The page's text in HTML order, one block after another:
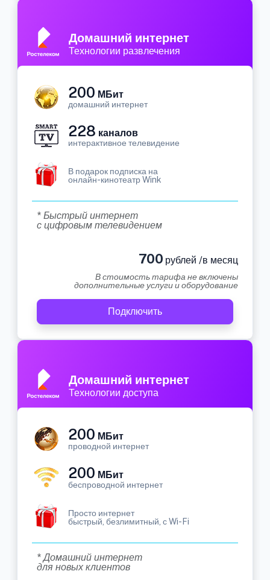
Домашний интернет
Технологии развлечения
200 МБит
домашний интернет
228 каналов
интерактивное телевидение
В подарок подписка на
онлайн-кинотеатр Wink
* Быстрый интернет
с цифровым телевидением
700 рублей /в месяц
В стоимость тарифа не включены
дополнительные услуги и оборудование
Подключить
Домашний интернет
Технологии доступа
200 МБит
проводной интернет
200 МБит
беспроводной интернет
Просто интернет
быстрый, безлимитный, с Wi-Fi
* Домашний интернет
для новых клиентов